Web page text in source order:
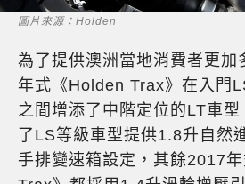
圖片來源：Holden
為了提供澳洲當地消費者更加
年式《Holden Trax》在入門
之間增添了中階定位的LT車
了LS等級車型提供1.8升自然
手排變速箱設定，其餘2017